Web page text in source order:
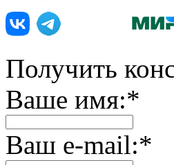
Получить
Ваше имя:*
Ваш e-mail:*